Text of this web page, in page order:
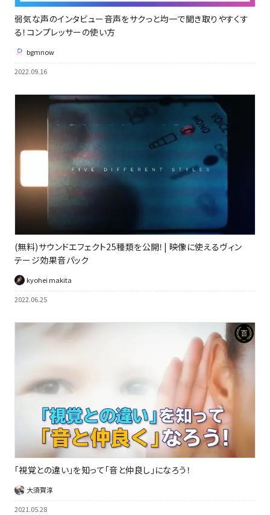
弱気な声のインタビュー音声をサクっと均一で聞き取りやすくす
る！コンプレッサーの使い方
bgmnow
2022.09.16
(無料)サウンドエフェクト25種類を公開！| 映像に使えるヴィン
テージ効果音パック
kyohei makita
2022.06.25
「視覚との違い」を知って「音と仲良し」になろう！
大須賀淳
2021.05.28